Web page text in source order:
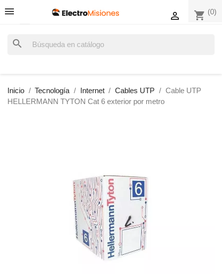
shopping_cart (0)

search
Inicio Tecnología Internet Cables UTP
Cable UTP
HELLERMANN TYTON Cat 6 exterior por metro